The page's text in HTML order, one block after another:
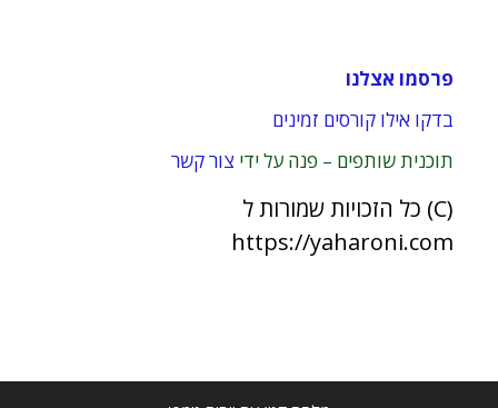
פרסמו אצלנו
בדקו אילו קורסים זמינים
תוכנית שותפים – פנה על ידי צור קשר
(C) כל הזכויות שמורות ל
https://yaharoni.com